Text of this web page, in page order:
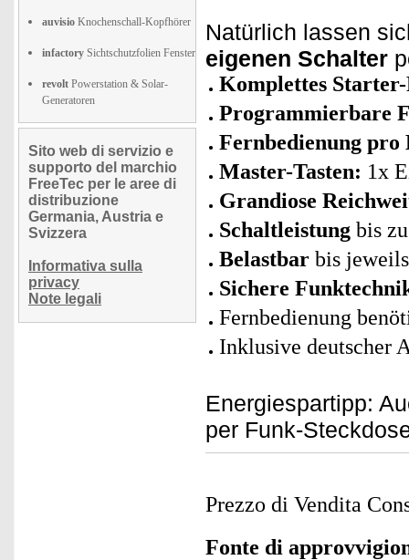
auvisio Knochenschall-Kopfhörer
infactory Sichtschutzfolien Fenster
revolt Powerstation & Solar-
Generatoren
Sito web di servizio e
supporto del marchio
FreeTec per le aree di
distribuzione
Germania, Austria e
Svizzera
Informativa sulla
privacy
Note legali
Natürlich lassen
eigenen Schalter
Komplettes
Programmierbare
Fernbedienung pro
Master-Tasten: 1x
Grandiose
Schaltleistung bis
Belastbar bis
Sichere
Fernbedienung
Inklusive deutscher
Energiespartipp:
per Funk-
Prezzo di Vendita
Fonte di